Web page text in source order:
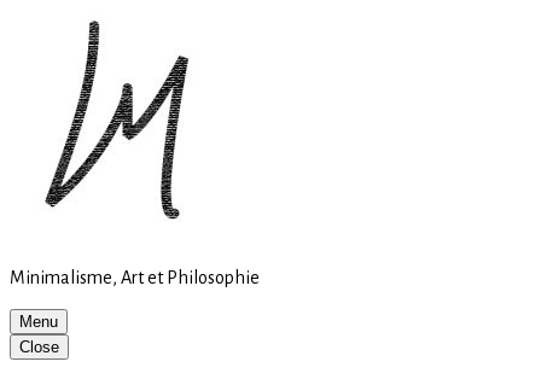
Minimalisme, Art et Philosophie
Menu
Close